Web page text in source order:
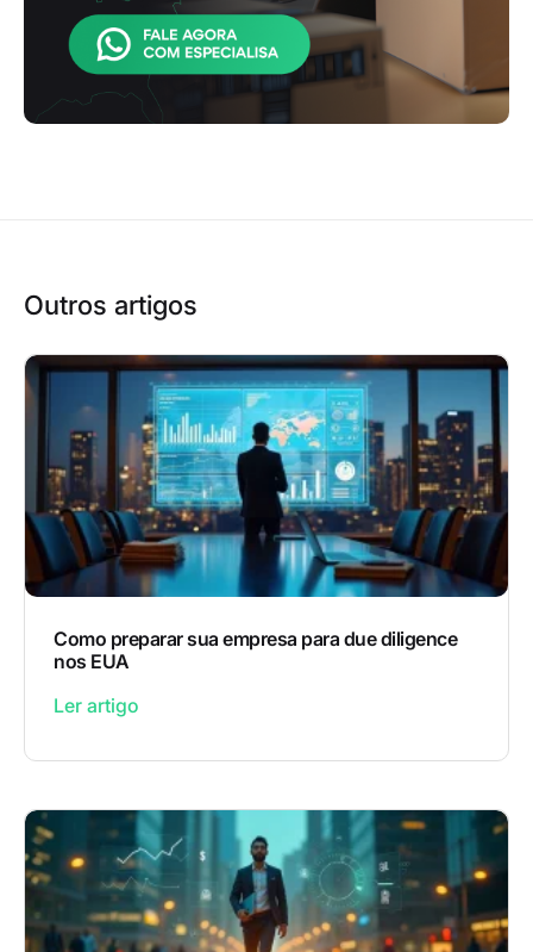
Outros artigos
Como preparar sua empresa para due diligence
nos EUA
Ler artigo